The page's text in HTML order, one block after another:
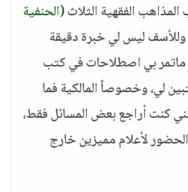
الفقهية الثلاث(الحنفية
وللأسف ليس لي خبرة دقيقة
ماتمر بي اصطلاحات في كتب
لي، وخصوصاً المالكية فما
كنت أراجع بعض المسائل فقط،
لأعلام مميزين خارج